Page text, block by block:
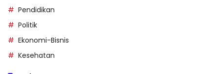
Pendidikan
Politik
Ekonomi-Bisnis
Kesehatan